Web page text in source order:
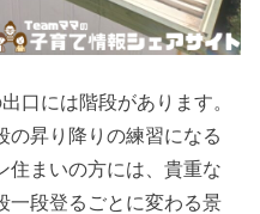
口には階段があります。
の昇り降りの練習になる
住まいの方には、貴重な
一段登るごとに変わる景